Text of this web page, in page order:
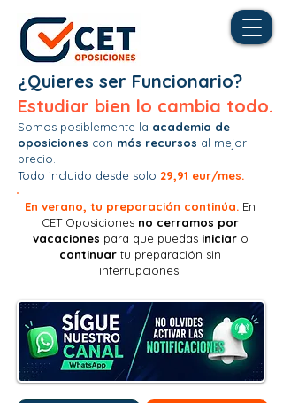
¿Quieres ser Funcionario?
Estudiar bien lo cambia todo.
Somos posiblemente la academia de
oposiciones con más recursos al mejor
precio.
Todo incluido desde solo 29,91 eur/mes.
En verano, tu preparación continúa. En
CET Oposiciones no cerramos por
vacaciones para que puedas iniciar o
continuar tu preparación sin
interrupciones.